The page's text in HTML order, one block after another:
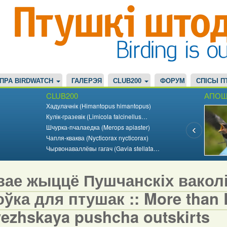
ПРА BIRDWATCH ГАЛЕРЭЯ CLUB200 ФОРУМ СПІСЫ
CLUB200
Хадулачнік (Himantopus himantopus)
Кулік-гразевік (Limicola falcinellus…
Шчурка-пчалаедка (Merops apiaster)
Чапля-кваква (Nycticorax nycticorax)
Чырвонаваллёвы гагач (Gavia stellata…
жыццё Пушчанскіх
для птушак :: More
pushcha outskirts